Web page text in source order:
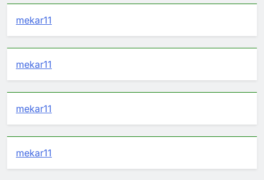
mekar11
mekar11
mekar11
mekar11